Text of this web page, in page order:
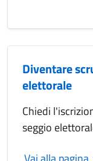
Diventare
elettorale
Chiedi
seggio